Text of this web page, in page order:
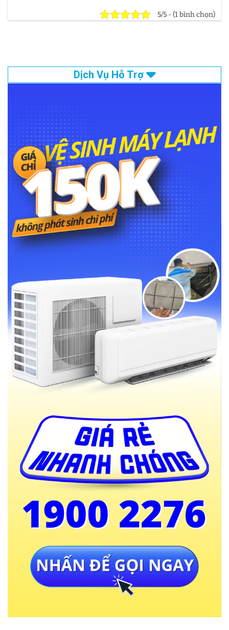
5/5 - (1 bình chọn)
Dịch Vụ Hỗ Trợ